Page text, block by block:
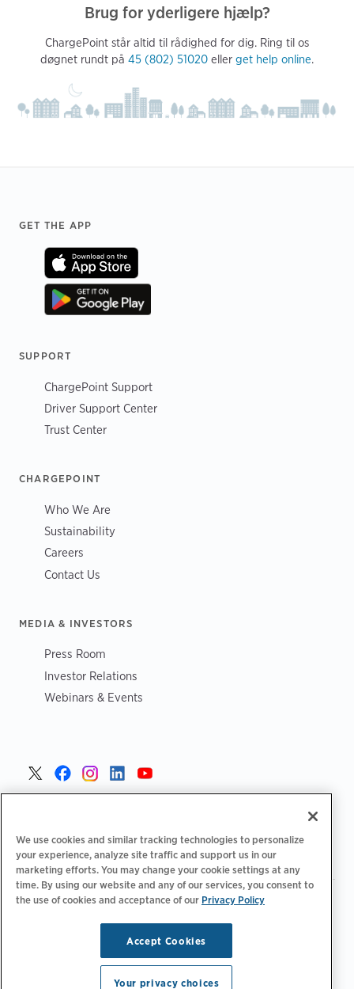
Brug for yderligere hjælp?
ChargePoint står altid til rådighed for dig. Ring til os
døgnet rundt på 45 (802) 51020 eller get help online.
Footer
GET THE APP
SUPPORT
ChargePoint Support
Driver Support Center
Trust Center
CHARGEPOINT
Who We Are
Sustainability
Careers
Contact Us
MEDIA & INVESTORS
Press Room
Investor Relations
Webinars & Events
Fortrolighedspolitik‌‌| Privatlivsvalg|Juridisk|
Copyright © 2026 ChargePoint, Inc. Alle rettigheder
We use cookies and similar tracking technologies to personalize
your experience, analyze site traffic and support us in our
marketing efforts. You may change your cookie settings at any
time. By using our website and any of our services, you consent to
the use of cookies and acceptance of our Privacy Policy
Accept Cookies
Your privacy choices